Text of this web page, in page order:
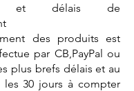
et délais de
des produits est
par CB,PayPal ou
plus brefs délais et au
les 30 jours à compter